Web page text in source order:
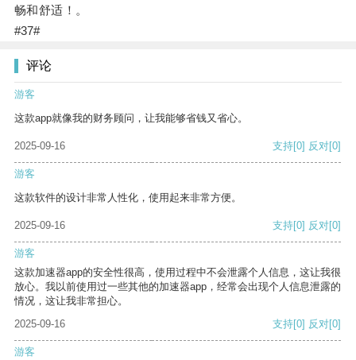
畅和舒适！。
#37#
评论
游客
这款app就像我的财务顾问，让我能够省钱又省心。
2025-09-16 支持[0] 反对[0]
游客
这款软件的设计非常人性化，使用起来非常方便。
2025-09-16 支持[0] 反对[0]
游客
这款加速器app的安全性很高，使用过程中不会泄露个人信息，这让我很
放心。我以前使用过一些其他的加速器app，经常会出现个人信息泄露的
情况，这让我非常担心。
2025-09-16
支持[0] 反对[0]
游客